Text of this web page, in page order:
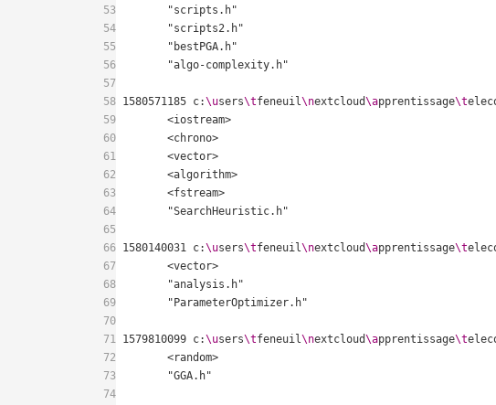
53
54
55
56
57
58
59
60
61
62
63
64
65
66
67
68
69
70
71
72
73
74
1580571185 c:\users\tfeneuil\nextcloud\apprentissage\t
	<iostream>
	<chrono>
	<vector>
	<algorithm>
	<fstream>
1580140031 c:\users\tfeneuil\nextcloud\apprentissage\t
	<vector>
1579810099 c:\users\tfeneuil\nextcloud\apprentissage\t
	<random>